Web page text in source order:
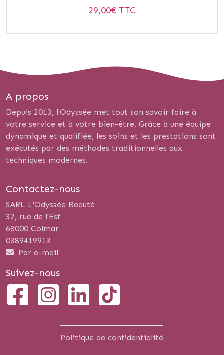
29,00€ TTC
A propos
Depuis 2013, l'Odyssée met tout son savoir faire à
votre service et à votre bien-être. Grâce à une équipe
dynamique et qualifiée, les soins et les prestations sont
exécutés par des méthodes traditionnelles aux
techniques modernes.
Contactez-nous
SARL L'Odyssée Beauté
32, rue de l'Est
68000 Colmar
0389419913
Par e-mail
Suivez-nous
Politique de confidentialité